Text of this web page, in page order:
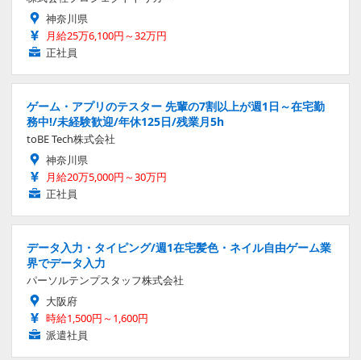
神奈川県
月給25万6,100円～32万円
正社員
ゲーム・アプリのテスター 先輩の7割以上が週1日～在宅勤
務中!/未経験歓迎/年休125日/残業月5h
toBE Tech株式会社
神奈川県
月給20万5,000円～30万円
正社員
データ入力・タイピング/週1在宅髪色・ネイル自由ゲーム業
界でデータ入力
パーソルテンプスタッフ株式会社
大阪府
時給1,500円～1,600円
派遣社員